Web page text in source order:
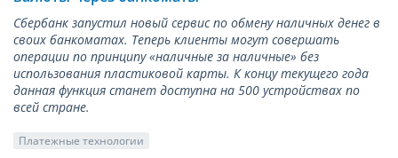
Сбербанк запустил новый сервис по обмену наличных денег в
своих банкоматах. Теперь клиенты могут совершать
операции по принципу «наличные за наличные» без
использования пластиковой карты. К концу текущего года
данная функция станет доступна на 500 устройствах по
всей стране.
Платежные технологии